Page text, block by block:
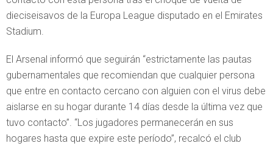
dieciseisavos de la Europa League disputado en el Emirates
Stadium.
El Arsenal informó que seguirán “estrictamente las pautas
gubernamentales que recomiendan que cualquier persona
que entre en contacto cercano con alguien con el virus debe
aislarse en su hogar durante 14 días desde la última vez que
tuvo contacto”. “Los jugadores permanecerán en sus
hogares hasta que expire este período”, recalcó el club